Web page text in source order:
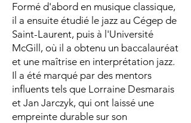
Formé d'abord en musique classique,
il a ensuite étudié le jazz au Cégep de
Saint-Laurent, puis à l'Université
McGill, où il a obtenu un baccalauréat
et une maîtrise en interprétation jazz.
Il a été marqué par des mentors
influents tels que Lorraine Desmarais
et Jan Jarczyk, qui ont laissé une
empreinte durable sur son